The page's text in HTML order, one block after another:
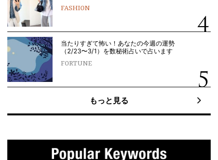
FASHION
当たりすぎて怖い！あなたの今週の運勢
（2/23〜3/1）を数秘術占いで占います
FORTUNE
もっと見る